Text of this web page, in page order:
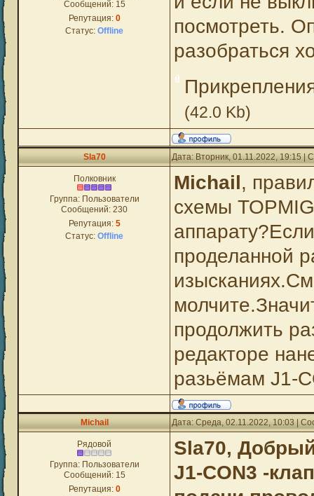
Сообщений: 15
Репутация: 0
Статус: Offline
посмотреть.
разобраться
(42.0 Kb)
Sla70 Дата: Вторник, 01.11.2022, 19:15 |
Полковник
Группа: Пользователи
Сообщений: 230
Репутация: 5
Статус: Offline
Michail,
схемы
проделанной
продолжить
редакторе
разьёмам J1-
Michail Дата: Среда, 02.11.2022, 10:03 |
Рядовой
Группа: Пользователи
Сообщений: 15
Репутация: 0
Sla70,
J1-CON3 -